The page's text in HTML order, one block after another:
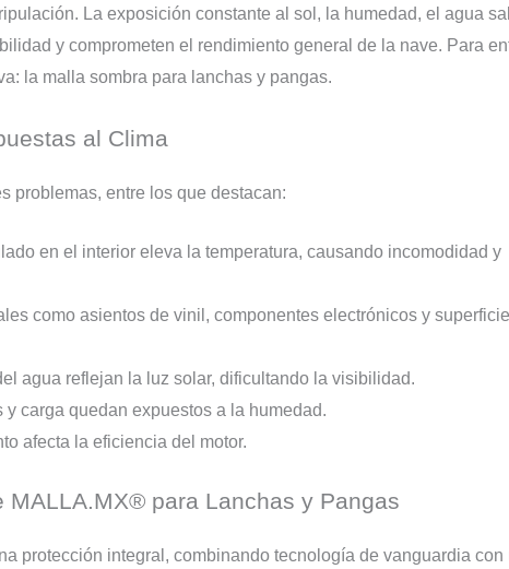
La exposición constante al sol, la humedad, el agua
y comprometen el rendimiento general de la nave. Para
la malla sombra para lanchas y pangas.
al Clima
problemas, entre los que destacan:
en el interior eleva la temperatura, causando incomodidad y
como asientos de vinil, componentes electrónicos y
agua reflejan la luz solar, dificultando la visibilidad.
carga quedan expuestos a la humedad.
afecta la eficiencia del motor.
para Lanchas y Pangas
protección integral, combinando tecnología de vanguardia con